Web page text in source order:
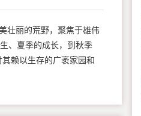
壮丽的荒野，聚焦于雄伟
、夏季的成长，到秋季
赖以生存的广袤家园和